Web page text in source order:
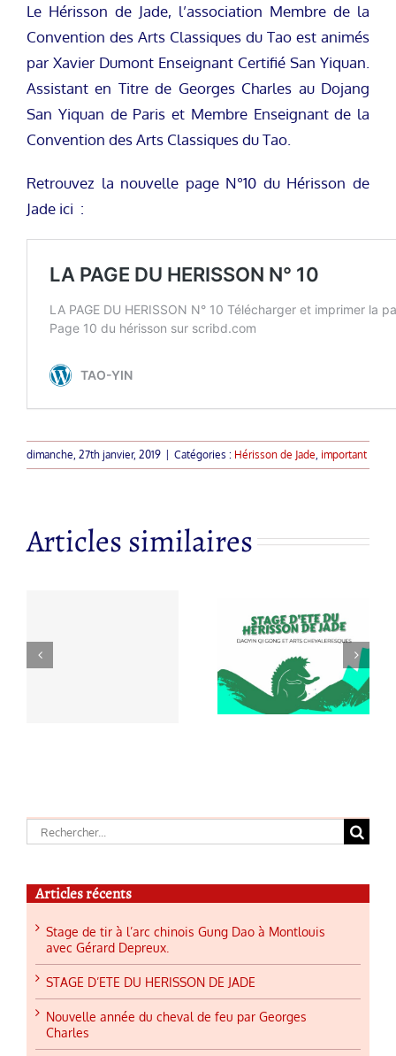
Le Hérisson de Jade, l’association Membre de la
Convention des Arts Classiques du Tao est animés
par Xavier Dumont Enseignant Certifié San Yiquan.
Assistant en Titre de Georges Charles au Dojang
San Yiquan de Paris et Membre Enseignant de la
Convention des Arts Classiques du Tao.
Retrouvez la nouvelle page N°10 du Hérisson de
Jade ici :
dimanche, 27th janvier, 2019 Catégories : Hérisson de Jade, important
Articles similaires
Nouvelle
année du
cheval de feu
par Georges
Rechercher:
Articles récents
Stage de tir à l’arc chinois Gung Dao à Montlouis
avec Gérard Depreux.
STAGE D’ETE DU HERISSON DE JADE
Nouvelle année du cheval de feu par Georges
Charles